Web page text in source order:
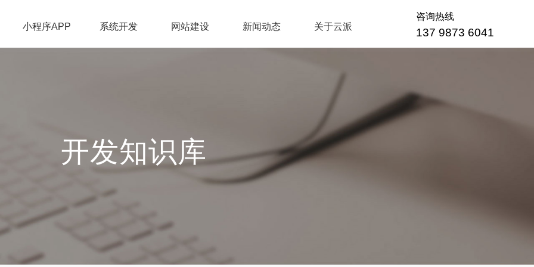
小程序APP 系统开发 网站建设 新闻动态 关于云派
咨询热线
137 9873 6041
开发知识库